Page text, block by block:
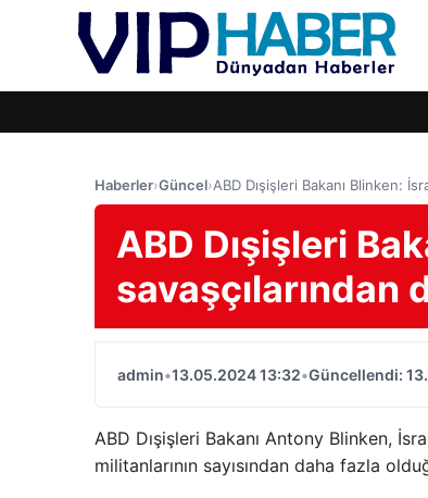
Haberler›Güncel›ABD Dışişleri Bakanı Blinken:
ABD Dışişleri
admin•13.05.2024 13:32•Güncellendi:
ABD Dışişleri Bakanı Antony Blinken,
militanlarının sayısından daha fazla